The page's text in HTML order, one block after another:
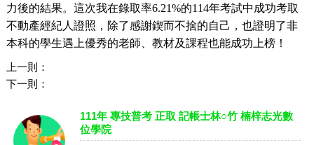
力後的結果。這次我在錄取率6.21%的114年考試中成功考取
不動產經紀人證照，除了感謝鍥而不捨的自己，也證明了非
本科的學生遇上優秀的老師、教材及課程也能成功上榜！
上一則：
下一則：
111年 專技普考 正取 記帳士林○竹 楠梓志光數
位學院